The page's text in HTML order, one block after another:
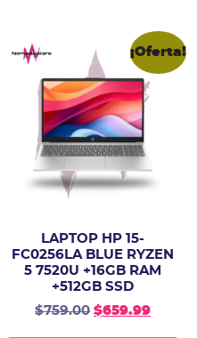
¡Oferta!
LAPTOP HP 15-
FC0256LA BLUE RYZEN
5 7520U +16GB RAM
+512GB SSD
$759.00 $659.99